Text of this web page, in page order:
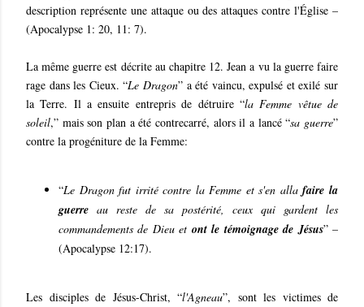
description représente une attaque ou des attaques contre l'Église –
(Apocalypse 1: 20, 11: 7).
La même guerre est décrite au chapitre 12. Jean a vu la guerre faire
rage dans les Cieux. “Le Dragon” a été vaincu, expulsé et exilé sur
la Terre. Il a ensuite entrepris de détruire “la Femme vêtue de
soleil,” mais son plan a été contrecarré, alors il a lancé “sa guerre”
contre la progéniture de la Femme:
“Le Dragon fut irrité contre la Femme et s'en allafaire la
guerre au reste de sa postérité, ceux qui gardent les
commandements de Dieu et ont le témoignage de Jésus” –
(Apocalypse 12:17).
Les disciples de Jésus-Christ, “l'Agneau”, sont les victimes de